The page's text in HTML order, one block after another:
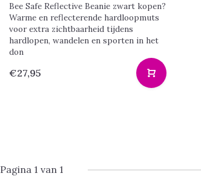
Bee Safe Reflective Beanie zwart kopen?
Warme en reflecterende hardloopmuts
voor extra zichtbaarheid tijdens
hardlopen, wandelen en sporten in het
don
€27,95
Pagina 1 van 1